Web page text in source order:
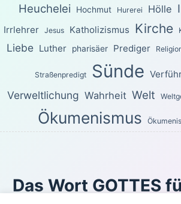
Heuchelei Hochmut Hurerei Hölle
Irrlehrer Jesus Katholizismus Kirche
Liebe Luther pharisäer Prediger
Straßenpredigt Sünde
Verweltlichung Wahrheit Welt
Ökumenismus
Das Wort GOTTES